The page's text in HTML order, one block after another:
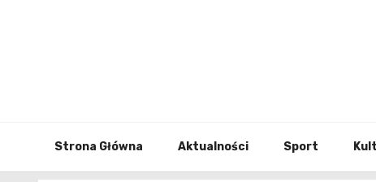
Strona Główna Aktualności Sport